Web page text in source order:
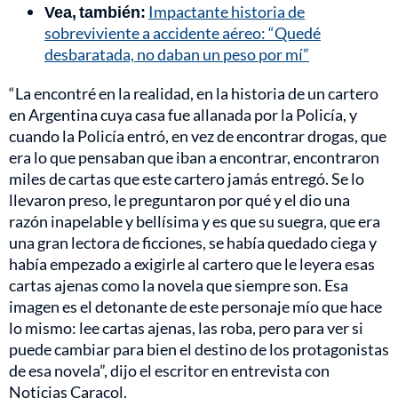
Vea, también: Impactante historia de
sobreviviente a accidente aéreo: “Quedé
desbaratada, no daban un peso por mí”
“La encontré en la realidad, en la historia de un cartero
en Argentina cuya casa fue allanada por la Policía, y
cuando la Policía entró, en vez de encontrar drogas, que
era lo que pensaban que iban a encontrar, encontraron
miles de cartas que este cartero jamás entregó. Se lo
llevaron preso, le preguntaron por qué y el dio una
razón inapelable y bellísima y es que su suegra, que era
una gran lectora de ficciones, se había quedado ciega y
había empezado a exigirle al cartero que le leyera esas
cartas ajenas como la novela que siempre son. Esa
imagen es el detonante de este personaje mío que hace
lo mismo: lee cartas ajenas, las roba, pero para ver si
puede cambiar para bien el destino de los protagonistas
de esa novela”, dijo el escritor en entrevista con
Noticias Caracol.